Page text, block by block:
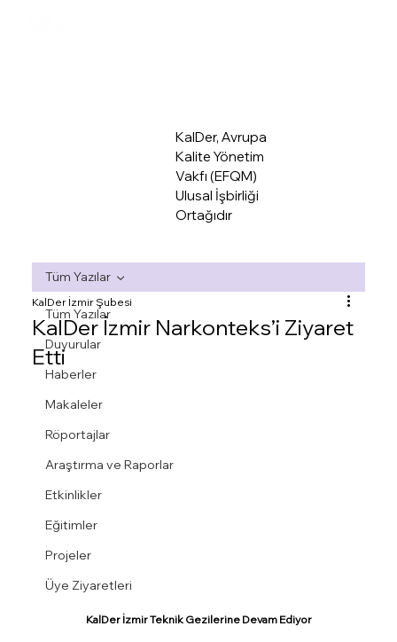
KalDer, Avrupa
Kalite Yönetim
Vakfı (EFQM)
Ulusal İşbirliği
Ortağıdır
Tüm Yazılar
Duyurular
Haberler
Makaleler
Röportajlar
Araştırma ve Raporlar
Etkinlikler
Eğitimler
Projeler
Üye Ziyaretleri
Tüm Yazılar
KalDer İzmir Narkonteks’i Ziyaret
Etti
KalDer İzmir Şubesi
KalDer İzmir Teknik Gezilerine Devam Ediyor